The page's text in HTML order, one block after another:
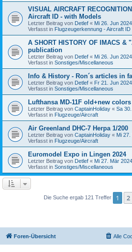
VISUAL AIRCRAFT
Aircraft ID - with Models
Letzter Beitrag von Detlef « Mi 26. Jun
Verfasst in Flugzeugerkennung - Aircraft ID
A SHORT HISTORY OF IMACS
publication
Letzter Beitrag von Detlef « Mi 26. Jun
Verfasst in Sonstiges/Miscellaneous
Info & History - Ron´s articles in
Letzter Beitrag von Detlef « Fr 21. Jun
Verfasst in Sonstiges/Miscellaneous
Lufthansa MD-11F old+new
Letzter Beitrag von CaptainHoliday « Sa
Verfasst in Flugzeuge/Aircraft
Air Greenland DHC-7 Herpa 1/200
Letzter Beitrag von CaptainHoliday « Mi
Verfasst in Flugzeuge/Aircraft
Euromodel Expo in Lingen 2024
Letzter Beitrag von Detlef « Mi 27. Mär
Verfasst in Sonstiges/Miscellaneous
Die Suche ergab 121 Treffer 1 2
Foren-Übersicht Alle